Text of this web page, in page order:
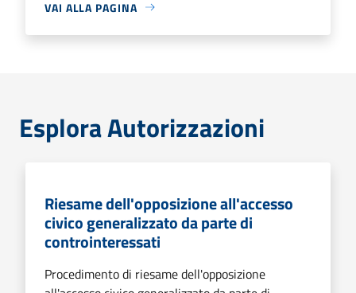
VAI ALLA PAGINA
Esplora Autorizzazioni
Riesame dell'opposizione all'accesso
civico generalizzato da parte di
controinteressati
Procedimento di riesame dell'opposizione